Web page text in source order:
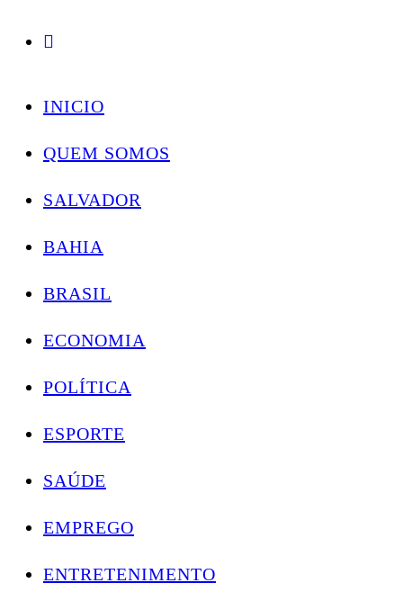
Skip
Conectando você às notícias do Brasil e do mundo com rapidez e confiabilidade.
INICIO
QUEM SOMOS
SALVADOR
BAHIA
BRASIL
ECONOMIA
POLÍTICA
ESPORTE
SAÚDE
EMPREGO
ENTRETENIMENTO